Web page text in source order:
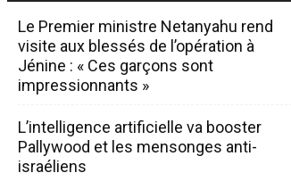
Le Premier ministre Netanyahu rend
visite aux blessés de l’opération à
Jénine : « Ces garçons sont
impressionnants »
L’intelligence artificielle va booster
Pallywood et les mensonges anti-
israéliens